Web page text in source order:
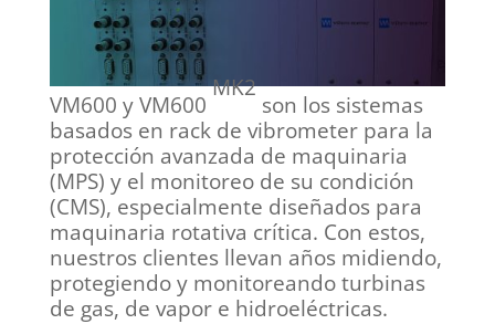
VM600 y VM600
MK2
son los sistemas
basados en rack de vibrometer para la
protección avanzada de maquinaria
(MPS) y el monitoreo de su condición
(CMS), especialmente diseñados para
maquinaria rotativa crítica. Con estos,
nuestros clientes llevan años midiendo,
protegiendo y monitoreando turbinas
de gas, de vapor e hidroeléctricas.